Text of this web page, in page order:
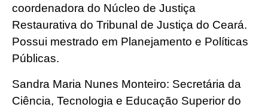
coordenadora do Núcleo de Justiça
Restaurativa do Tribunal de Justiça do Ceará.
Possui mestrado em Planejamento e Políticas
Públicas.
Sandra Maria Nunes Monteiro: Secretária da
Ciência, Tecnologia e Educação Superior do